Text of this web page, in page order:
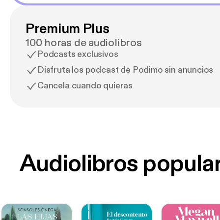
Premium Plus
100 horas de audiolibros
Podcasts exclusivos
Disfruta los podcast de Podimo sin anuncios
Cancela cuando quieras
Audiolibros